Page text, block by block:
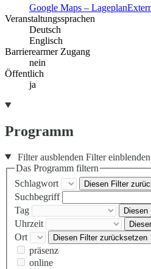
Google Maps – Lageplan
Veranstaltungssprachen
Deutsch
Englisch
Barrierearmer Zugang
nein
Öffentlich
ja
Programm
Filter ausblenden Filter einblenden
Das Programm filtern
Schlagwort
Diesen Filter
Suchbegriff
Tag
Uhrzeit
Ort Diesen Filter zurücksetzen
präsenz
online